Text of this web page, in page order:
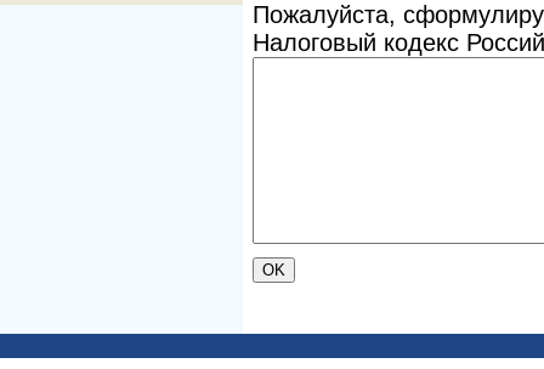
Пожалуйста,
Налоговый кодекс